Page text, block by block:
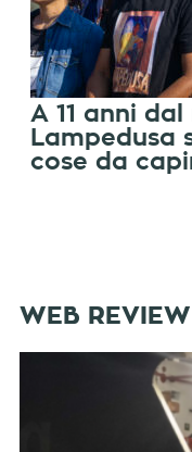
A 11 anni
Lampedusa
cose da
WEB REVIEW